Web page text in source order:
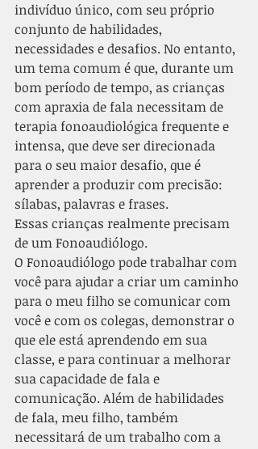
indivíduo único, com seu próprio
conjunto de habilidades,
necessidades e desafios. No entanto,
um tema comum é que, durante um
bom período de tempo, as crianças
com apraxia de fala necessitam de
terapia fonoaudiológica frequente e
intensa, que deve ser direcionada
para o seu maior desafio, que é
aprender a produzir com precisão:
sílabas, palavras e frases.
Essas crianças realmente precisam
de um Fonoaudiólogo.
O Fonoaudiólogo pode trabalhar com
você para ajudar a criar um caminho
para o meu filho se comunicar com
você e com os colegas, demonstrar o
que ele está aprendendo em sua
classe, e para continuar a melhorar
sua capacidade de fala e
comunicação. Além de habilidades
de fala, meu filho, também
necessitará de um trabalho com a